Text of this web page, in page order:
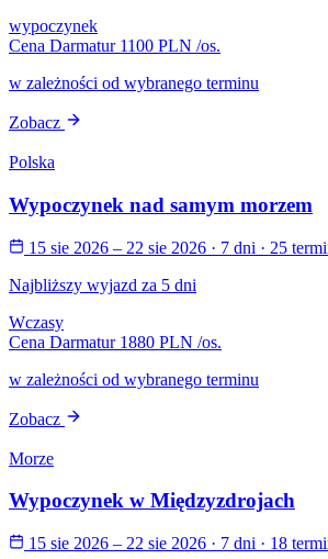
wypoczynek
Cena Darmatur 1100 PLN /os.
w zależności od wybranego terminu
Zobacz
Polska
Wypoczynek nad samym morzem
15 sie 2026 – 22 sie 2026 · 7 dni · 25
Najbliższy wyjazd za 5 dni
Wczasy
Cena Darmatur 1880 PLN /os.
w zależności od wybranego terminu
Zobacz
Morze
Wypoczynek w Międzyzdrojach
15 sie 2026 – 22 sie 2026 · 7 dni · 18